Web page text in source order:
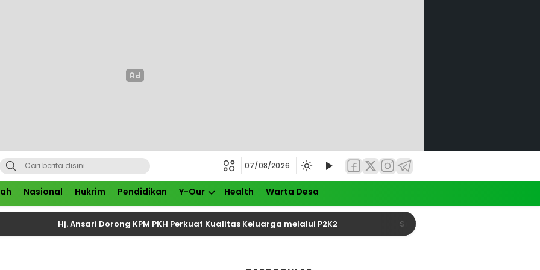
07/08/2026
Nasional Hukrim Pendidikan Y-Our Health Warta Desa
Hj. Ansari Dorong KPM PKH Perkuat Kualitas Keluarga melalui P2K2 Satu Tewas dalam Kecelakaan yang Picu